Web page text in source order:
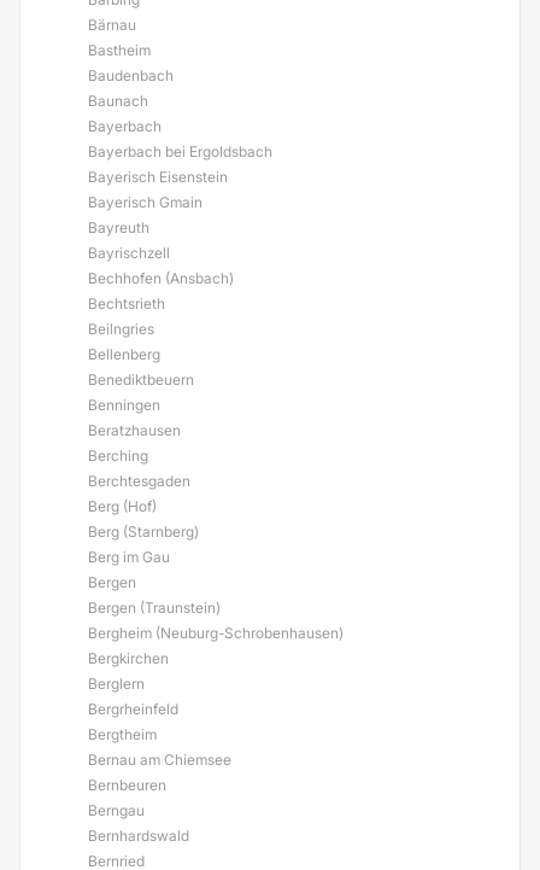
Bärnau
Bastheim
Baudenbach
Baunach
Bayerbach
Bayerbach bei Ergoldsbach
Bayerisch Eisenstein
Bayerisch Gmain
Bayreuth
Bayrischzell
Bechhofen (Ansbach)
Bechtsrieth
Beilngries
Bellenberg
Benediktbeuern
Benningen
Beratzhausen
Berching
Berchtesgaden
Berg (Hof)
Berg (Starnberg)
Berg im Gau
Bergen
Bergen (Traunstein)
Bergheim (Neuburg-Schrobenhausen)
Bergkirchen
Berglern
Bergrheinfeld
Bergtheim
Bernau am Chiemsee
Bernbeuren
Berngau
Bernhardswald
Bernried